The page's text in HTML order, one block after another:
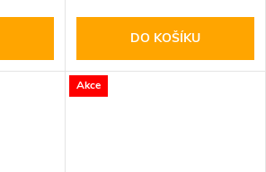
DO KOŠÍKU
Akce